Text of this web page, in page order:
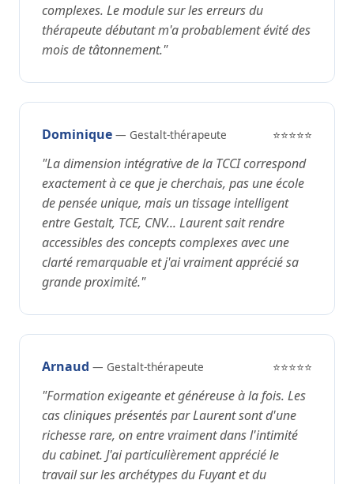
complexes. Le module sur les erreurs du
thérapeute débutant m'a probablement évité des
mois de tâtonnement."
Dominique — Gestalt-thérapeute ⭐⭐⭐⭐⭐
"La dimension intégrative de la TCCI correspond
exactement à ce que je cherchais, pas une école
de pensée unique, mais un tissage intelligent
entre Gestalt, TCE, CNV... Laurent sait rendre
accessibles des concepts complexes avec une
clarté remarquable et j'ai vraiment apprécié sa
grande proximité."
Arnaud — Gestalt-thérapeute ⭐⭐⭐⭐⭐
"Formation exigeante et généreuse à la fois. Les
cas cliniques présentés par Laurent sont d'une
richesse rare, on entre vraiment dans l'intimité
du cabinet. J'ai particulièrement apprécié le
travail sur les archétypes du Fuyant et du